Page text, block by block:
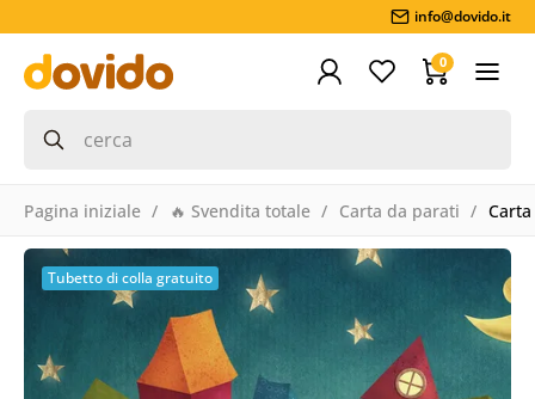
info@dovido.it
0
Pagina iniziale 🔥 Svendita totale Carta da parati
Tubetto di colla gratuito